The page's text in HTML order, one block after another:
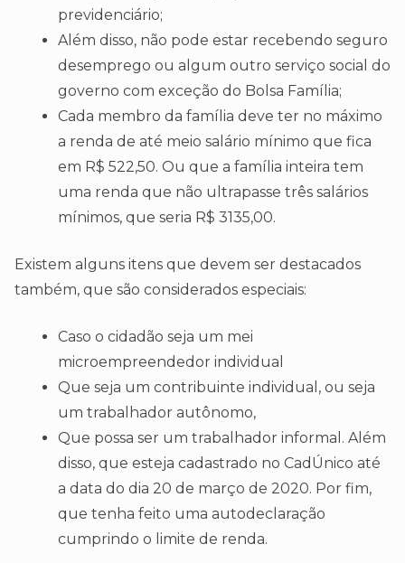
previdenciário;
Além disso, não pode estar recebendo seguro
desemprego ou algum outro serviço social do
governo com exceção do Bolsa Família;
Cada membro da família deve ter no máximo
a renda de até meio salário mínimo que fica
em R$ 522,50. Ou que a família inteira tem
uma renda que não ultrapasse três salários
mínimos, que seria R$ 3135,00.
Existem alguns itens que devem ser destacados
também, que são considerados especiais:
Caso o cidadão seja um mei
microempreendedor individual
Que seja um contribuinte individual, ou seja
um trabalhador autônomo,
Que possa ser um trabalhador informal. Além
disso, que esteja cadastrado no CadÚnico até
a data do dia 20 de março de 2020. Por fim,
que tenha feito uma autodeclaração
cumprindo o limite de renda.